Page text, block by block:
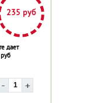
235 руб
дает